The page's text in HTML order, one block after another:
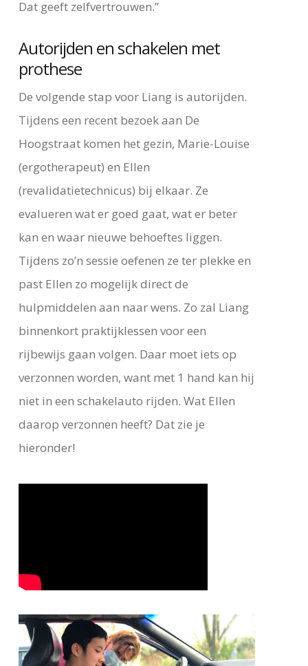
Dat geeft zelfvertrouwen.”
Autorijden en schakelen met
prothese
De volgende stap voor Liang is autorijden.
Tijdens een recent bezoek aan De
Hoogstraat komen het gezin, Marie-Louise
(ergotherapeut) en Ellen
(revalidatietechnicus) bij elkaar. Ze
evalueren wat er goed gaat, wat er beter
kan en waar nieuwe behoeftes liggen.
Tijdens zo’n sessie oefenen ze ter plekke en
past Ellen zo mogelijk direct de
hulpmiddelen aan naar wens. Zo zal Liang
binnenkort praktijklessen voor een
rijbewijs gaan volgen. Daar moet iets op
verzonnen worden, want met 1 hand kan hij
niet in een schakelauto rijden. Wat Ellen
daarop verzonnen heeft? Dat zie je
hieronder!